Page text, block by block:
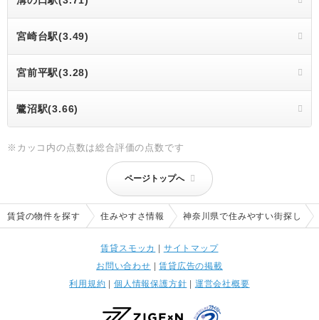
宮崎台駅(3.49)
宮前平駅(3.28)
鷺沼駅(3.66)
※カッコ内の点数は総合評価の点数です
ページトップへ
賃貸の物件を探す 住みやすさ情報 神奈川県で住みやすい街探し
賃貸スモッカ
サイトマップ
お問い合わせ |賃貸広告の掲載
利用規約
個人情報保護方針 運営会社概要